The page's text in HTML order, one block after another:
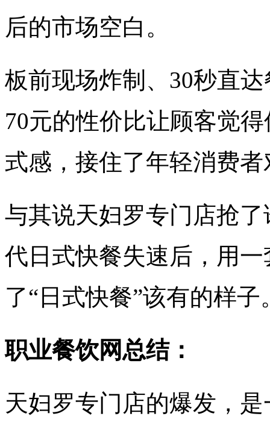
后的市场空白。
板前现场炸制、30秒直
70元的性价比让顾客觉
式感，接住了年轻消费
与其说天妇罗专门店抢
代日式快餐失速后，用
了“日式快餐”该有的样子
职业餐饮网总结：
天妇罗专门店的爆发，